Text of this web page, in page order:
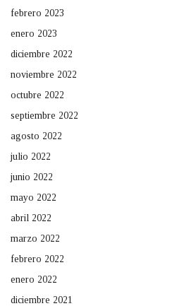
febrero 2023
enero 2023
diciembre 2022
noviembre 2022
octubre 2022
septiembre 2022
agosto 2022
julio 2022
junio 2022
mayo 2022
abril 2022
marzo 2022
febrero 2022
enero 2022
diciembre 2021